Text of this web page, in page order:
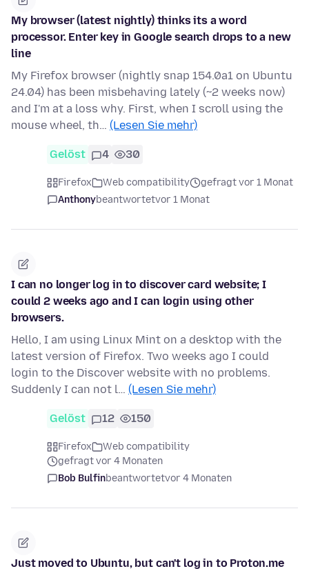
My browser (latest nightly) thinks its a word
processor. Enter key in Google search drops to a new
line
My Firefox browser (nightly snap 154.0a1 on Ubuntu
24.04) has been misbehaving lately (~2 weeks now)
and I'm at a loss why. First, when I scroll using the
mouse wheel, th… (Lesen Sie mehr)
Gelöst 4 30
Firefox Web compatibility
gefragt vor 1 Monat
Anthonybeantwortetvor 1 Monat
I can no longer log in to discover card website; I
could 2 weeks ago and I can login using other
browsers.
Hello, I am using Linux Mint on a desktop with the
latest version of Firefox. Two weeks ago I could
login to the Discover website with no problems.
Suddenly I can not l… (Lesen Sie mehr)
Gelöst 12 150
Firefox
Web compatibility
gefragt vor 4 Monaten
Bob Bulfinbeantwortetvor 4 Monaten
Just moved to Ubuntu, but can't log in to Proton.me